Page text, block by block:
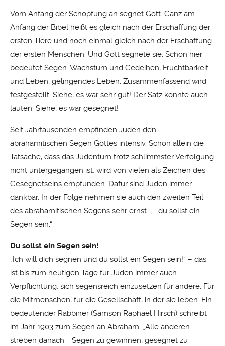
Vom Anfang der Schöpfung an segnet Gott. Ganz am
Anfang der Bibel heißt es gleich nach der Erschaffung der
ersten Tiere und noch einmal gleich nach der Erschaffung
der ersten Menschen: Und Gott segnete sie. Schon hier
bedeutet Segen: Wachstum und Gedeihen, Fruchtbarkeit
und Leben, gelingendes Leben. Zusammenfassend wird
festgestellt: Siehe, es war sehr gut! Der Satz könnte auch
lauten: Siehe, es war gesegnet!
Seit Jahrtausenden empfinden Juden den
abrahamitischen Segen Gottes intensiv. Schon allein die
Tatsache, dass das Judentum trotz schlimmster Verfolgung
nicht untergegangen ist, wird von vielen als Zeichen des
Gesegnetseins empfunden. Dafür sind Juden immer
dankbar. In der Folge nehmen sie auch den zweiten Teil
des abrahamitischen Segens sehr ernst: „… du sollst ein
Segen sein.“
Du sollst ein Segen sein!
„Ich will dich segnen und du sollst ein Segen sein!“ – das
ist bis zum heutigen Tage für Juden immer auch
Verpflichtung, sich segensreich einzusetzen für andere. Für
die Mitmenschen, für die Gesellschaft, in der sie leben. Ein
bedeutender Rabbiner (Samson Raphael Hirsch) schreibt
im Jahr 1903 zum Segen an Abraham: „Alle anderen
streben danach … Segen zu gewinnen, gesegnet zu